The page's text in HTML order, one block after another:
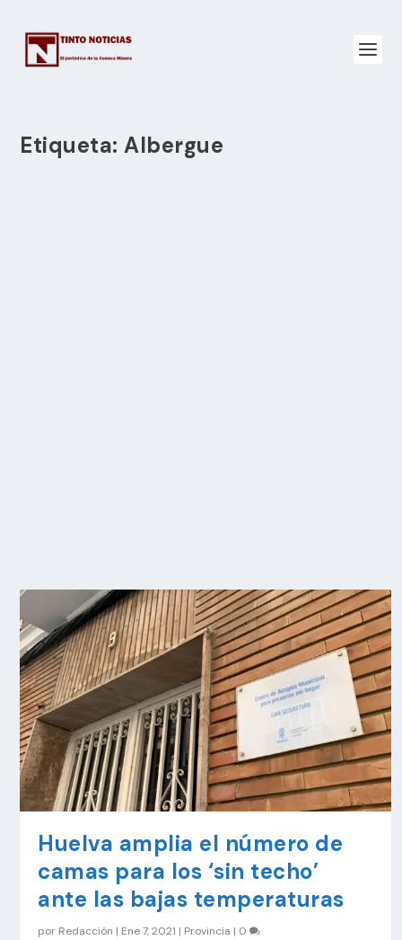
Etiqueta:Albergue
Huelva amplia el número de
camas para los ‘sin techo’
ante las bajas temperaturas
por Redacción | Ene 7, 2021 | Provincia | 0